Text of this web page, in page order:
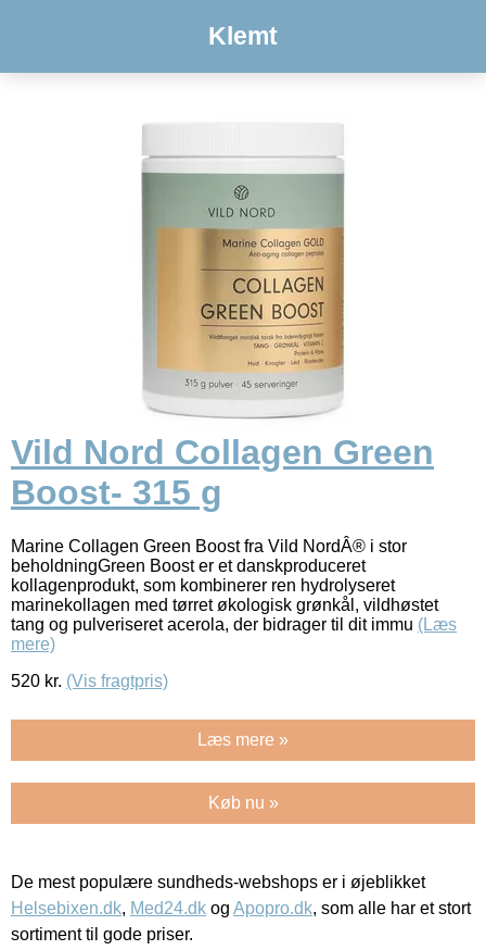
Klemt
Vild Nord Collagen Green
Boost- 315 g
Marine Collagen Green Boost fra Vild NordÂ® i stor
beholdningGreen Boost er et danskproduceret
kollagenprodukt, som kombinerer ren hydrolyseret
marinekollagen med tørret økologisk grønkål, vildhøstet
tang og pulveriseret acerola, der bidrager til dit immu (Læs
mere)
520 kr. (Vis fragtpris)
Læs mere »
Køb nu »
De mest populære sundheds-webshops er i øjeblikket
Helsebixen.dk, Med24.dk og Apopro.dk, som alle har et stort
sortiment til gode priser.